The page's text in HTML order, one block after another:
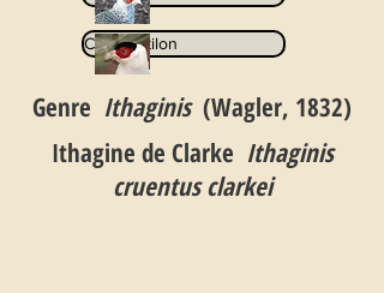
Crossoptilon
Genre Ithaginis(Wagler, 1832)
Ithagine de Clarke Ithaginis
cruentus clarkei